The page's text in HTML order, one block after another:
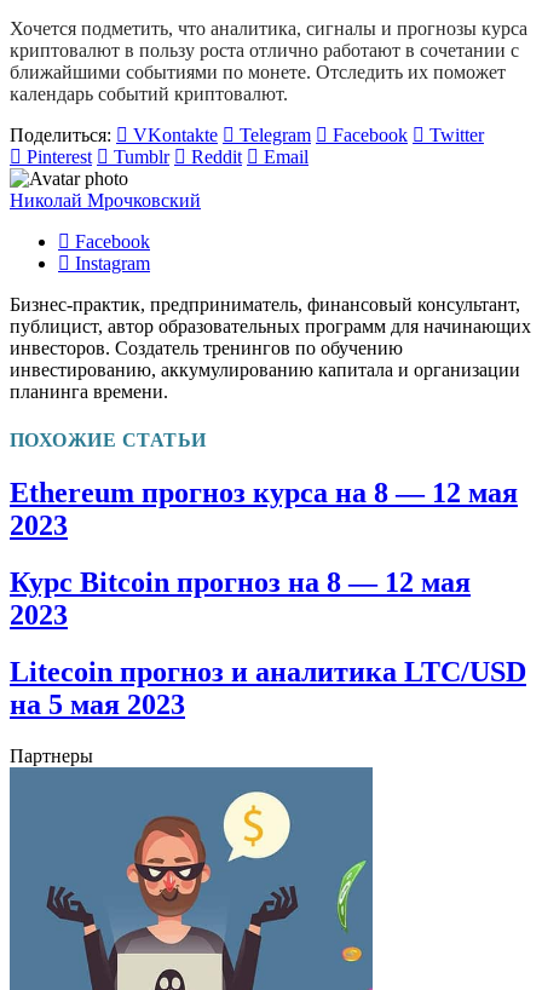
Хочется подметить, что аналитика, сигналы и прогнозы курса
криптовалют в пользу роста отлично работают в сочетании с
ближайшими событиями по монете. Отследить их поможет
календарь событий криптовалют.
Поделиться:
VKontakte Telegram Facebook
Twitter
Pinterest
Tumblr Reddit Email
Николай Мрочковский
Facebook
Instagram
Бизнес-практик, предприниматель, финансовый консультант,
публицист, автор образовательных программ для начинающих
инвесторов. Создатель тренингов по обучению
инвестированию, аккумулированию капитала и организации
планинга времени.
ПОХОЖИЕ СТАТЬИ
Ethereum прогноз курса на 8 — 12 мая
2023
Курс Bitcoin прогноз на 8 — 12 мая
2023
Litecoin прогноз и аналитика LTC/USD
на 5 мая 2023
Партнеры